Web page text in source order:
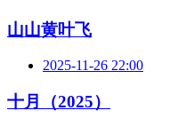
山山黄叶飞
2025-11-26 22:00
十月（2025）